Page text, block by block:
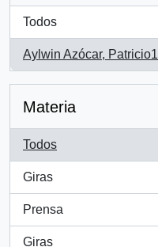
Todos
Aylwin Azócar, Patricio1
, 3 resultados
Materia
Todos
Giras
, 2 resultados
Prensa
, 1 resultados
Giras